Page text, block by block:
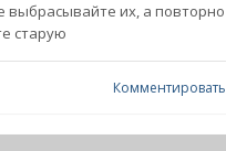
выбрасывайте их, а повторно
старую
Комментировать